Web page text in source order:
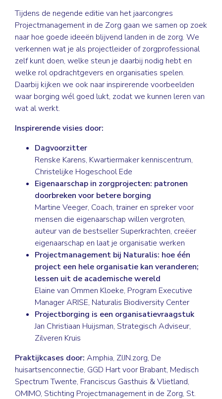
Tijdens de negende editie van het jaarcongres
Projectmanagement in de Zorg gaan we samen op zoek
naar hoe goede ideeën blijvend landen in de zorg. We
verkennen wat je als projectleider of zorgprofessional
zelf kunt doen, welke steun je daarbij nodig hebt en
welke rol opdrachtgevers en organisaties spelen.
Daarbij kijken we ook naar inspirerende voorbeelden
waar borging wél goed lukt, zodat we kunnen leren van
wat al werkt.
Inspirerende visies door:
Dagvoorzitter
Renske Karens, Kwartiermaker kenniscentrum,
Christelijke Hogeschool Ede
Eigenaarschap in zorgprojecten: patronen
doorbreken voor betere borging
Martine Veeger, Coach, trainer en spreker voor
mensen die eigenaarschap willen vergroten,
auteur van de bestseller Superkrachten, creëer
eigenaarschap en laat je organisatie werken
Projectmanagement bij Naturalis: hoe één
project een hele organisatie kan veranderen;
lessen uit de academische wereld
Elaine van Ommen Kloeke, Program Executive
Manager ARISE, Naturalis Biodiversity Center
Projectborging is een organisatievraagstuk
Jan Christiaan Huijsman, Strategisch Adviseur,
Zilveren Kruis
Praktijkcases door: Amphia, ZIJN.zorg, De
huisartsenconnectie, GGD Hart voor Brabant, Medisch
Spectrum Twente, Franciscus Gasthuis & Vlietland,
OMIMO, Stichting Projectmanagement in de Zorg, St.